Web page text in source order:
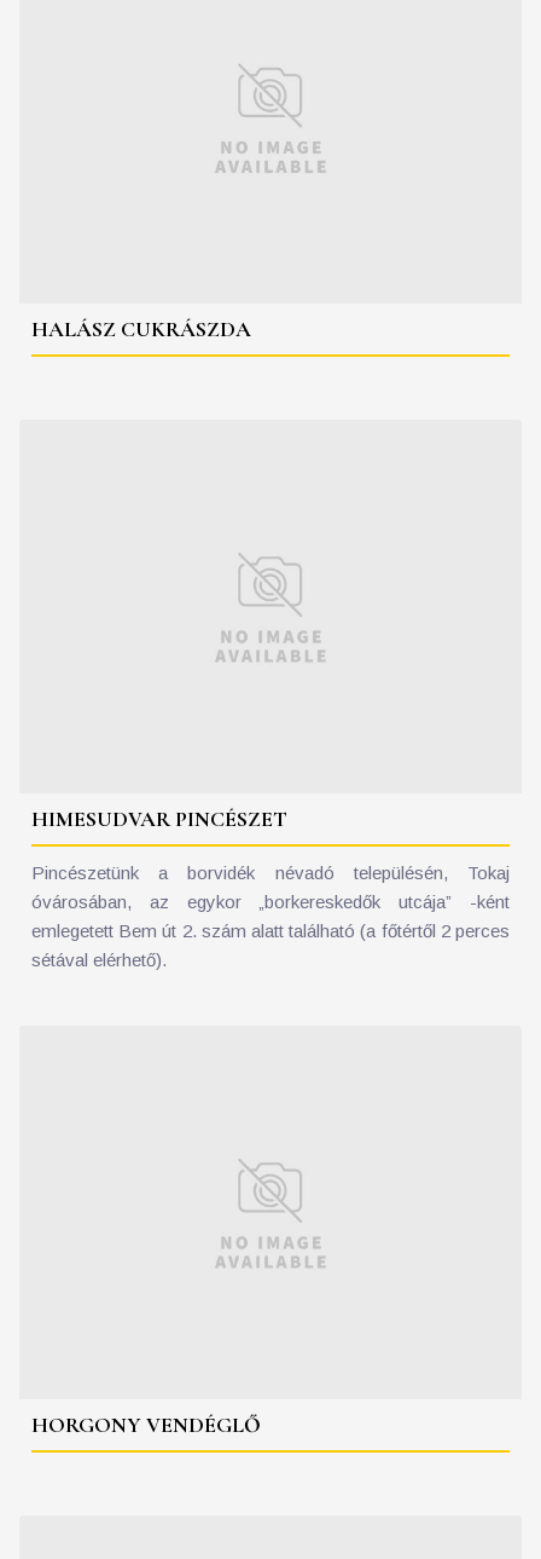
HALÁSZ CUKRÁSZDA
HIMESUDVAR PINCÉSZET
Pincészetünk a borvidék névadó településén, Tokaj
óvárosában, az egykor „borkereskedők utcája” -ként
emlegetett Bem út 2. szám alatt található (a főtértől 2 perces
sétával elérhető).
HORGONY VENDÉGLŐ